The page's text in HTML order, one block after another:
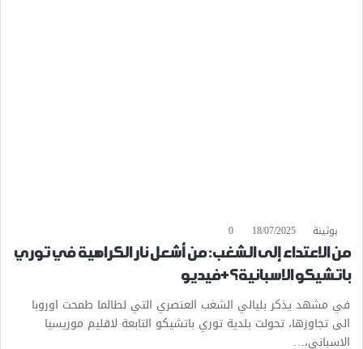
بوثينة 18/07/2025
0
من الاعتداء إلى الشغب: من أشعل نار الكراهية في توري
باتشيكو الاسبانية؟+فيديو
في مشهد يذكر بليالي الشغب العنصري التي لطالما طمحت اوروبا
الى تجاوزها، تحولت بلدية توري باتشيكو التابعة لاقليم موريسيا
الاسباني،…